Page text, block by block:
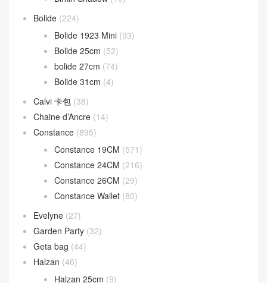
分類目錄
Bag strap(13)
Béarn mini(37)
Bearn wallet(161)
Birkin
(1,945)
Birkin 20cm
Birkin 25CM (1,228)
Birkin 30CM(595)
Birkin 35CM(84)
Birkin 40CM(24)
Bolide
(224)
Bolide 1923 Mini
Bolide 25cm
bolide 27cm
(74)